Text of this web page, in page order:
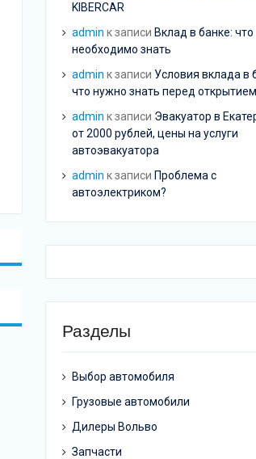
KIBERCAR
admin к записи Вклад в банке: что
необходимо знать
admin к записи Условия вклада в
что нужно знать перед
admin к записи Эвакуатор в
от 2000 рублей, цены на услуги
автоэвакуатора
admin к записи Проблема с
автоэлектриком?
Разделы
Выбор автомобиля
Грузовые автомобили
Дилеры Вольво
Запчасти